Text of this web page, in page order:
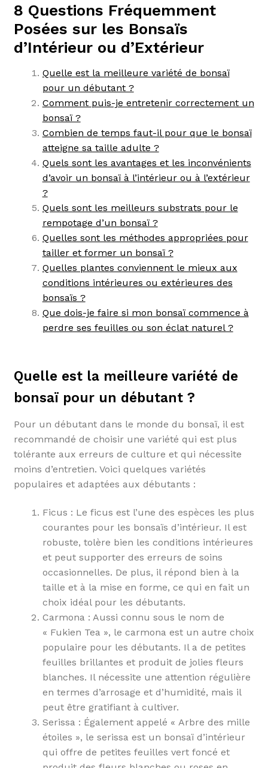
8 Questions Fréquemment
Posées sur les Bonsaïs
d’Intérieur ou d’Extérieur
Quelle est la meilleure variété de bonsaï
pour un débutant ?
Comment puis-je entretenir correctement un
bonsaï ?
Combien de temps faut-il pour que le bonsaï
atteigne sa taille adulte ?
Quels sont les avantages et les inconvénients
d’avoir un bonsaï à l’intérieur ou à l’extérieur
?
Quels sont les meilleurs substrats pour le
rempotage d’un bonsaï ?
Quelles sont les méthodes appropriées pour
tailler et former un bonsaï ?
Quelles plantes conviennent le mieux aux
conditions intérieures ou extérieures des
bonsaïs ?
Que dois-je faire si mon bonsaï commence à
perdre ses feuilles ou son éclat naturel ?
Quelle est la meilleure variété de
bonsaï pour un débutant ?
Pour un débutant dans le monde du bonsaï, il est
recommandé de choisir une variété qui est plus
tolérante aux erreurs de culture et qui nécessite
moins d’entretien. Voici quelques variétés
populaires et adaptées aux débutants :
Ficus : Le ficus est l’une des espèces les plus
courantes pour les bonsaïs d’intérieur. Il est
robuste, tolère bien les conditions intérieures
et peut supporter des erreurs de soins
occasionnelles. De plus, il répond bien à la
taille et à la mise en forme, ce qui en fait un
choix idéal pour les débutants.
Carmona : Aussi connu sous le nom de
« Fukien Tea », le carmona est un autre choix
populaire pour les débutants. Il a de petites
feuilles brillantes et produit de jolies fleurs
blanches. Il nécessite une attention régulière
en termes d’arrosage et d’humidité, mais il
peut être gratifiant à cultiver.
Serissa : Également appelé « Arbre des mille
étoiles », le serissa est un bonsaï d’intérieur
qui offre de petites feuilles vert foncé et